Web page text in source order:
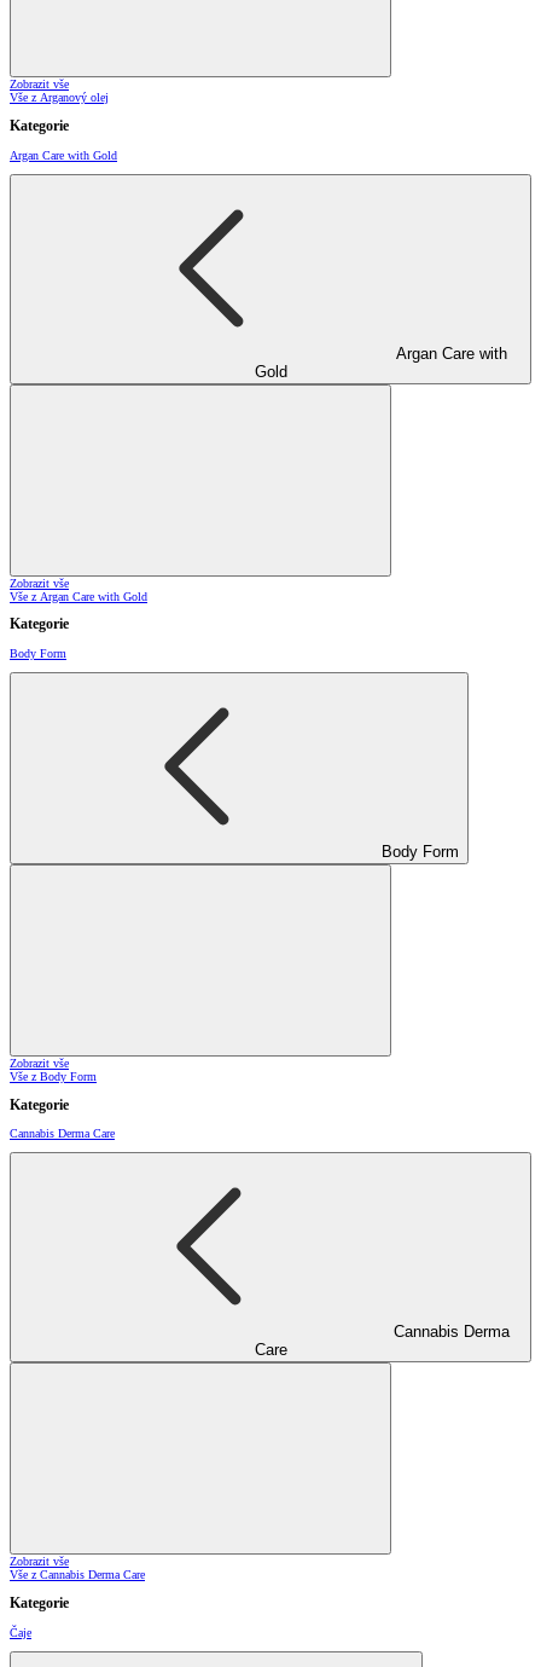
Zobrazit vše
Vše z Arganový olej
Kategorie
Argan Care with Gold
Argan Care with
Gold
Zobrazit vše
Vše z Argan Care with Gold
Kategorie
Body Form
Body Form
Zobrazit vše
Vše z Body Form
Kategorie
Cannabis Derma Care
Cannabis Derma
Care
Zobrazit vše
Vše z Cannabis Derma Care
Kategorie
Čaje